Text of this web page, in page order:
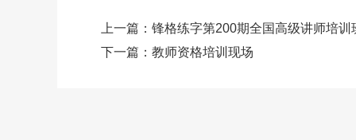
上一篇： 锋格练字第200期全国高级讲师培训
下一篇： 教师资格培训现场